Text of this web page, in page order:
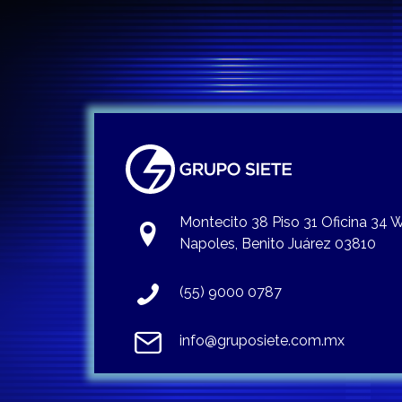
Montecito 38 Piso 31 Oficina 34
Napoles, Benito Juárez 03810
(55) 9000 0787
info@gruposiete.com.mx